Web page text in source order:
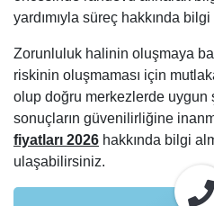
yardımıyla süreç hakkında
Zorunluluk halinin oluşmaya
riskinin oluşmaması için
olup doğru merkezlerde uygun
sonuçların güvenilirliğine
fiyatları 2026 hakkında bilgi
ulaşabilirsiniz.